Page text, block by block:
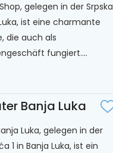
gelegen in der Srpska
ist eine charmante
die auch als
fungiert....
Banja Luka
Luka, gelegen in der
1 in Banja Luka, ist ein